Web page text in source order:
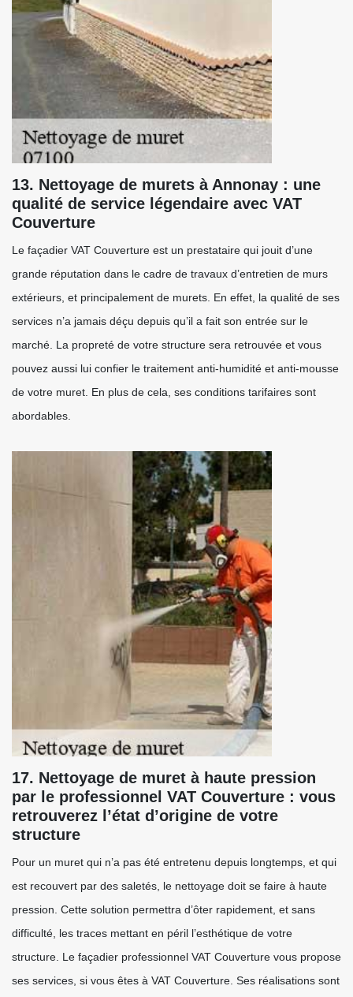
13. Nettoyage de murets à Annonay : une
qualité de service légendaire avec VAT
Couverture
Le façadier VAT Couverture est un prestataire qui jouit d’une
grande réputation dans le cadre de travaux d’entretien de murs
extérieurs, et principalement de murets. En effet, la qualité de ses
services n’a jamais déçu depuis qu’il a fait son entrée sur le
marché. La propreté de votre structure sera retrouvée et vous
pouvez aussi lui confier le traitement anti-humidité et anti-mousse
de votre muret. En plus de cela, ses conditions tarifaires sont
abordables.
17. Nettoyage de muret à haute pression
par le professionnel VAT Couverture : vous
retrouverez l’état d’origine de votre
structure
Pour un muret qui n’a pas été entretenu depuis longtemps, et qui
est recouvert par des saletés, le nettoyage doit se faire à haute
pression. Cette solution permettra d’ôter rapidement, et sans
difficulté, les traces mettant en péril l’esthétique de votre
structure. Le façadier professionnel VAT Couverture vous propose
ses services, si vous êtes à VAT Couverture. Ses réalisations sont